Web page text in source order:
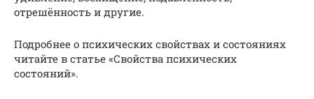
отрешённость и другие.
Подробнее о психических свойствах и состояниях
читайте в статье «Свойства психических
состояний».